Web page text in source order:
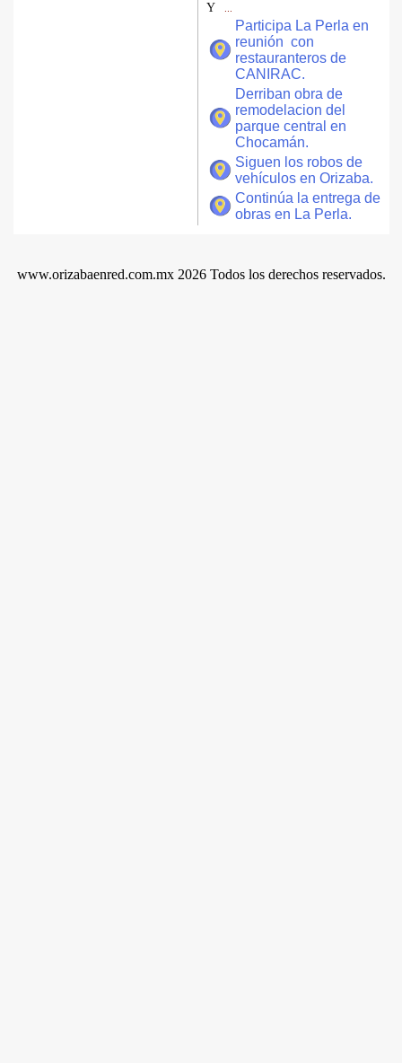
Y
Participa La Perla en
reunión con
restauranteros de
CANIRAC.
Derriban obra de
remodelacion del
parque central en
Chocamán.
Siguen los robos de
vehículos en Orizaba.
Continúa la entrega de
obras en La Perla.
www.orizabaenred.com.mx 2026 Todos los derechos reservados.